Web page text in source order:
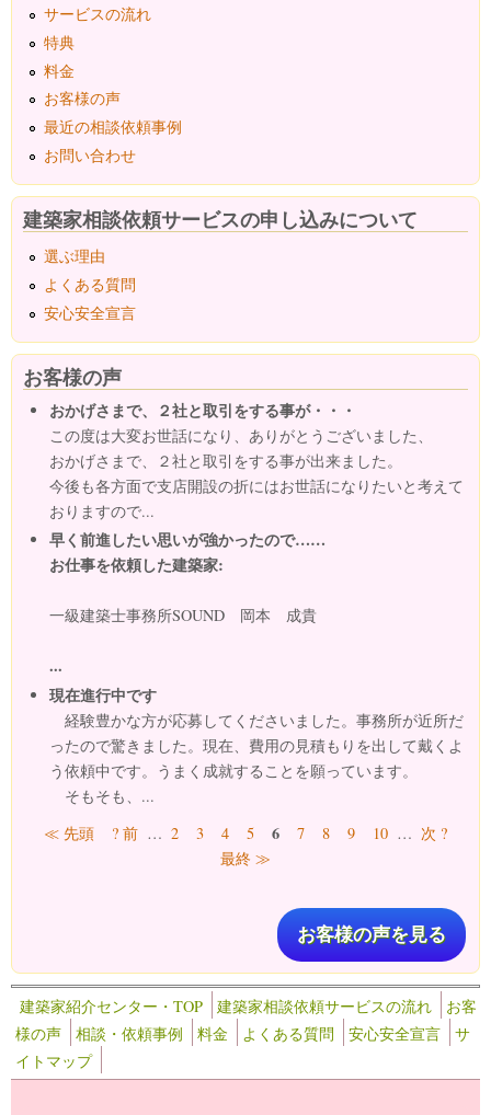
サービスの流れ
特典
料金
お客様の声
最近の相談依頼事例
お問い合わせ
建築家相談依頼サービスの申し込みについて
選ぶ理由
よくある質問
安心安全宣言
お客様の声
おかげさまで、２社と取引をする事が・・・
この度は大変お世話になり、ありがとうございました、
おかげさまで、２社と取引をする事が出来ました。
今後も各方面で支店開設の折にはお世話になりたいと考えて
おりますので...
早く前進したい思いが強かったので……
お仕事を依頼した建築家:
一級建築士事務所SOUND 岡本 成貴
...
現在進行中です
経験豊かな方が応募してくださいました。事務所が近所だ
ったので驚きました。現在、費用の見積もりを出して戴くよ
う依頼中です。うまく成就することを願っています。
そもそも、...
ページ
≪ 先頭 ? 前 … 2 3 4 5 6 7 8 9 10 … 次 ?
最終 ≫
お客様の声を見る
建築家紹介センター・TOP 建築家相談依頼サービスの流れ
お客
様の声
相談・依頼事例 料金 よくある質問 安心安全宣言
サ
イトマップ